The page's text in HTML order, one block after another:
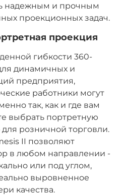
надежным и прочным
проекционных задач.
проекция
гибкости 360-
динамичных и
предприятия,
работники могут
так, как и где вам
выбрать портретную
розничной торговли.
II позволяют
в любом направлении -
или под углом,
выровненное
качества.